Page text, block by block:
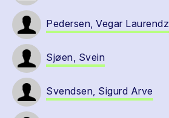
Pedersen, Vegar Laurendz
Sjøen, Svein
Svendsen, Sigurd Arve